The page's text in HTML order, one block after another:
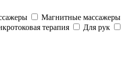
Магнитные массажеры
терапия Для рук